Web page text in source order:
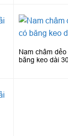
Nam châm
băng keo dài